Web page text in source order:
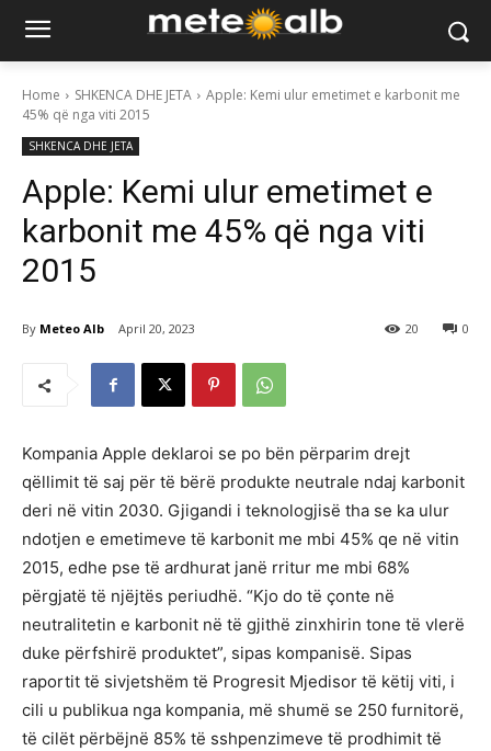
Home SHKENCA DHE JETA
Apple: Kemi ulur emetimet e karbonit me
45% që nga viti 2015
SHKENCA DHE JETA
Apple: Kemi ulur emetimet e
karbonit me 45% që nga viti
2015
By Meteo Alb April 20, 2023 0
20
Kompania Apple deklaroi se po bën përparim drejt
qëllimit të saj për të bërë produkte neutrale ndaj karbonit
deri në vitin 2030. Gjigandi i teknologjisë tha se ka ulur
ndotjen e emetimeve të karbonit me mbi 45% qe në vitin
2015, edhe pse të ardhurat janë rritur me mbi 68%
përgjatë të njëjtës periudhë. “Kjo do të çonte në
neutralitetin e karbonit në të gjithë zinxhirin tone të vlerë
duke përfshirë produktet”, sipas kompanisë. Sipas
raportit të sivjetshëm të Progresit Mjedisor të këtij viti, i
cili u publikua nga kompania, më shumë se 250 furnitorë,
të cilët përbëjnë 85% të sshpenzimeve të prodhimit të